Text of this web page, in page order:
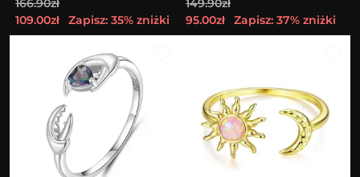
166.90zł
109.00zł
Zapisz: 35% zniżki
149.90zł
95.00zł
Zapisz: 37% zniżki